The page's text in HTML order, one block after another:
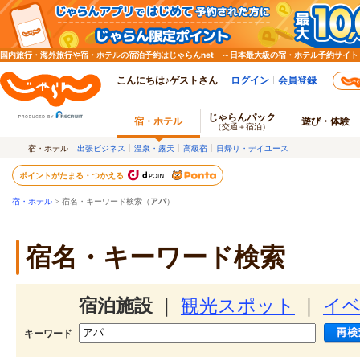
国内旅行・海外旅行や宿・ホテルの宿泊予約はじゃらんnet ～日本最大級の宿・ホテル予約サイト
こんにちは♪ゲストさん ログイン 会員登録
宿・ホテル じゃらんパック
（交通＋宿泊） 遊び・体験
宿・ホテル 出張ビジネス 温泉・露天 高級宿 日帰り・デイユース
ポイントがたまる・つかえる
宿・ホテル > 宿名・キーワード検索（アパ）
宿名・キーワード検索
宿泊施設 観光スポット イ
キーワード